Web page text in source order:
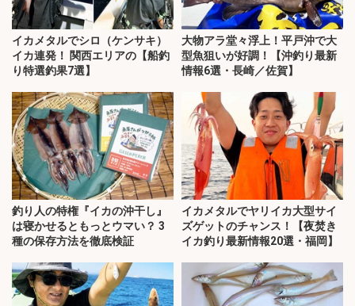
イカメタルでシロ（ケンサキ）
イカ連発！ 関西エリアの【船釣
り特選釣果7選】
大物アラ堂々浮上！平戸沖で大
型魚狙いが好調！【沖釣り最新
情報6選・長崎／佐賀】
釣り人の特権『イカの沖干し』
は寝かせるともっとウマい？ 3
種の保存方法を徹底検証
イカメタルでヤリイカ大型サイ
ズゲットのチャンス！【夜焚き
イカ釣り最新情報20選・福岡】